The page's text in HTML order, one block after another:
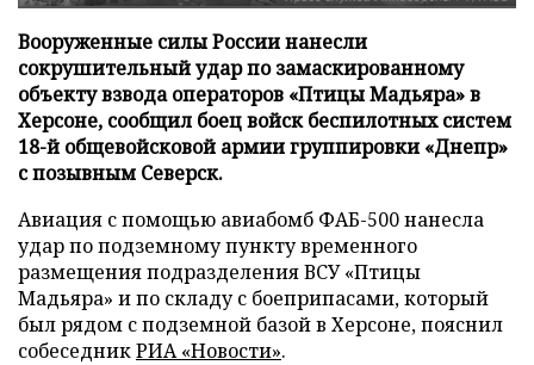
Вооруженные силы России нанесли
сокрушительный удар по замаскированному
объекту взвода операторов «Птицы Мадьяра» в
Херсоне, сообщил боец войск беспилотных систем
18-й общевойсковой армии группировки «Днепр»
с позывным Северск.
Авиация с помощью авиабомб ФАБ-500 нанесла
удар по подземному пункту временного
размещения подразделения ВСУ «Птицы
Мадьяра» и по складу с боеприпасами, который
был рядом с подземной базой в Херсоне, пояснил
собеседникРИА «Новости».